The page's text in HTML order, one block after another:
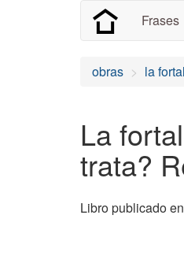
Frases
obras la
La
trata?
Libro publicado en